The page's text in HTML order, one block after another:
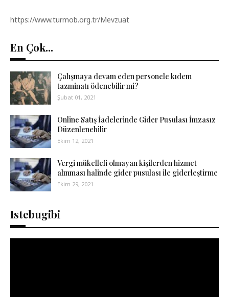
https://www.turmob.org.tr/Mevzuat
En Çok...
Çalışmaya devam eden personele kıdem
tazminatı ödenebilir mi?
Şubat 01, 2021
Online Satış İadelerinde Gider Pusulası İmzasız
Düzenlenebilir
Ekim 12, 2021
Vergi mükellefi olmayan kişilerden hizmet
alınması halinde gider pusulası ile giderleştirme
Ekim 29, 2021
Istebugibi